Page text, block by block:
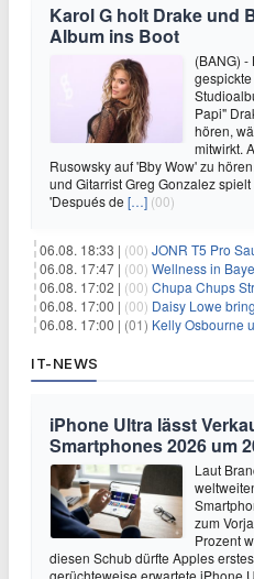
Karol G holt Drake und
Album ins Boot
(BANG) -
Papi"
hören,
mitwirkt.
Rusowsky auf 'Bby Wow' zu
und Gitarrist Greg Gonzalez
'Después de […] (00)
06.08. 18:33 | (00) JONR T5 Pro
06.08. 17:47 | (00) Wellness in Bayern: 2
06.08. 17:02 | (00) Chupa Chups
06.08. 17:00 | (00) Daisy Lowe
06.08. 17:00 | (01) Kelly Osbourne und
IT-NEWS
iPhone Ultra lässt
Smartphones 2026 um
Laut
zum
Prozent
diesen Schub dürfte Apples
gerüchteweise erwartete iPhone